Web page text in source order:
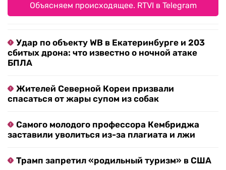
Объясняем происходящее. RTVI в Telegram
Удар по объекту WB в Екатеринбурге и 203
сбитых дрона: что известно о ночной атаке
БПЛА
Жителей Северной Кореи призвали
спасаться от жары супом из собак
Самого молодого профессора Кембриджа
заставили уволиться из-за плагиата и лжи
Трамп запретил «родильный туризм» в США